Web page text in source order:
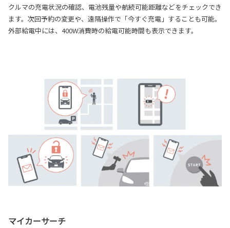
クルマの充電状況の確認、電池残量や航続可能距離などをチェックでき
ます。次回予約の変更や、遠隔操作で「今すぐ充電」することも可能。
外部給電中には、400W消費時の給電可能時間も表示できます。
マイカーサーチ